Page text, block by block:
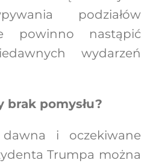
podziałów
powinno nastąpić
wydarzeń
brak pomysłu?
i oczekiwane
Trumpa można